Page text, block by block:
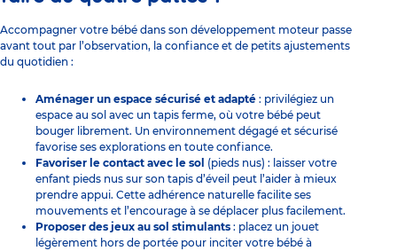
Accompagner votre bébé dans son développement moteur passe
avant tout par l’observation, la confiance et de petits ajustements
du quotidien :
Aménager un espace sécurisé et adapté : privilégiez un
espace au sol avec un tapis ferme, où votre bébé peut
bouger librement. Un environnement dégagé et sécurisé
favorise ses explorations en toute confiance.
Favoriser le contact avec le sol (pieds nus) : laisser votre
enfant pieds nus sur son tapis d’éveil peut l’aider à mieux
prendre appui. Cette adhérence naturelle facilite ses
mouvements et l’encourage à se déplacer plus facilement.
Proposer des jeux au sol stimulants : placez un jouet
légèrement hors de portée pour inciter votre bébé à